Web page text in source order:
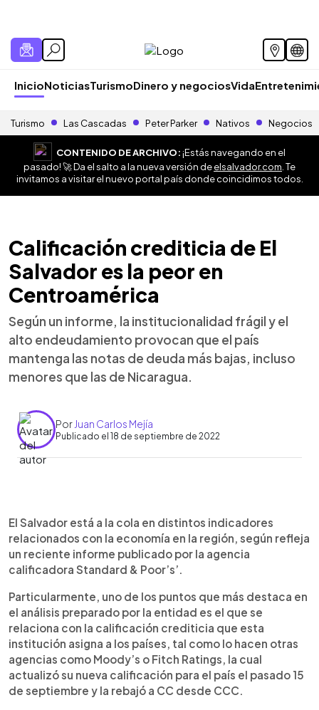
InicioNoticiasTurismoDinero y negociosVida
Turismo Las Cascadas Peter Parker Nativos Negocios
CONTENIDO DE ARCHIVO:¡Estás navegando en el
pasado! 🚀 Da el salto a la nueva versión deelsalvador.com . Te
invitamos a visitar el nuevo portal país donde coincidimos todos.
Calificación crediticia de El
Salvador es la peor en
Centroamérica
Según un informe, la institucionalidad frágil y el
alto endeudamiento provocan que el país
mantenga las notas de deuda más bajas, incluso
menores que las de Nicaragua.
Por Juan Carlos Mejía
Publicado el 18 de septiembre de 2022
Escuchar artículo
El Salvador está a la cola en distintos indicadores
relacionados con la economía en la región, según refleja
un reciente informe publicado por la agencia
calificadora Standard & Poor’s’.
Particularmente, uno de los puntos que más destaca en
el análisis preparado por la entidad es el que se
relaciona con la calificación crediticia que esta
institución asigna a los países, tal como lo hacen otras
agencias como Moody’s o Fitch Ratings, la cual
actualizó su nueva calificación para el país el pasado 15
de septiembre y la rebajó a CC desde CCC.